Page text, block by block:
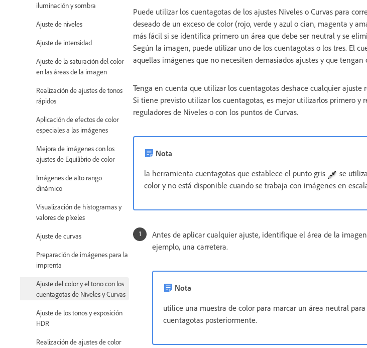
iluminación y sombra
Ajuste de niveles
Ajuste de intensidad
Ajuste de la saturación del color
en las áreas de la imagen
Realización de ajustes de tonos
rápidos
Aplicación de efectos de color
especiales a las imágenes
Mejora de imágenes con los
ajustes de Equilibrio de color
Imágenes de alto rango
dinámico
Visualización de histogramas y
valores de píxeles
Ajuste de curvas
Preparación de imágenes para la
imprenta
Ajuste del color y el tono con los
cuentagotas de Niveles y Curvas
Ajuste de los tonos y exposición
HDR
Realización de ajustes de color
Puede utilizar los cuentagotas de los ajustes Niveles o Curvas para
deseado de un exceso de color (rojo, verde y azul o cian, magenta y
más fácil si se identifica primero un área que debe ser neutral y se
Según la imagen, puede utilizar uno de los cuentagotas o los tres. El
aquellas imágenes que no necesiten demasiados ajustes y que
Tenga en cuenta que utilizar los cuentagotas deshace cualquier
Si tiene previsto utilizar los cuentagotas, es mejor utilizarlos primero y
reguladores de Niveles o con los puntos de Curvas.
Nota
la herramienta cuentagotas que establece el punto gris
se
color y no está disponible cuando se trabaja con imágenes en
Antes de aplicar cualquier ajuste, identifique el área de la
ejemplo, una carretera.
Nota
utilice una muestra de color para marcar un área neutral
cuentagotas posteriormente.